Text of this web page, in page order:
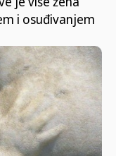
i osuđivanjem